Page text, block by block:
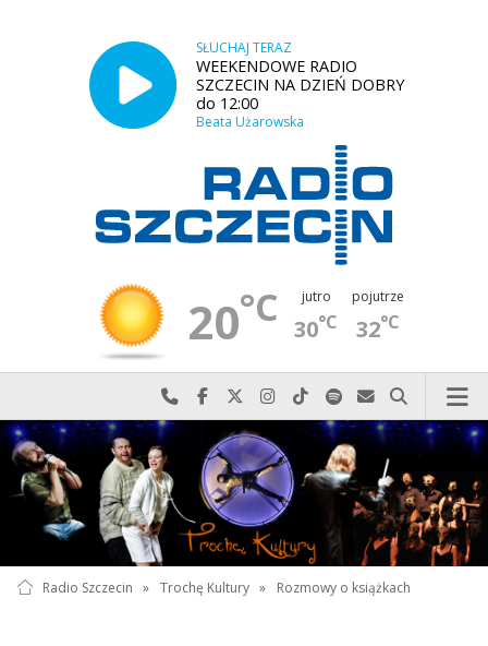
SŁUCHAJ TERAZ
WEEKENDOWE RADIO
SZCZECIN NA DZIEŃ DOBRY
do 12:00
Beata Użarowska
20°C jutro
30°C
pojutrze
32°C
Najlepiej po prostu do nas zadzwoń
Odwiedź nas na Facebook-u
Odwiedź nas na X
Odwiedź nas na Instagram-ie
Odwiedź nas na TikTok-u
Szukaj nas na Spotify
Wyślij do nas
Szukaj
Radio Szczecin » Trochę Kultury » Rozmowy o książkach